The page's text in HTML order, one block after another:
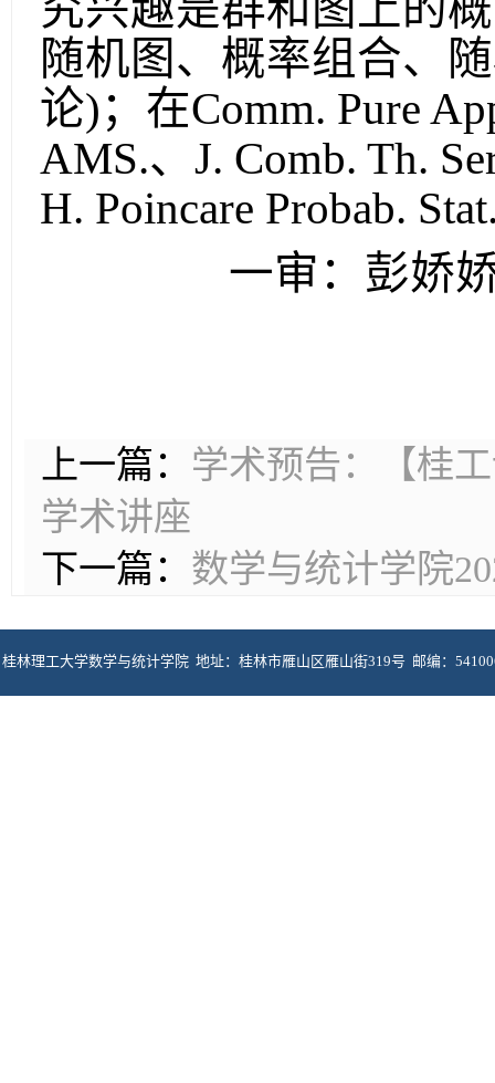
随机图、概率组合、
论) ；在Comm. Pure
AMS.、 J. Comb. Th.
H. Poincare Probab.
一审：彭娇
上一篇： 学术预告：【桂
学术讲座
下一篇： 数学与统计学院
桂林理工大学数学与统计学院 地址：桂林市雁山区雁山街319号 邮